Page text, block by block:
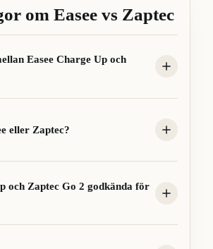
om Easee vs Zaptec
Easee Charge Up och
eller Zaptec?
och Zaptec Go 2 godkända för